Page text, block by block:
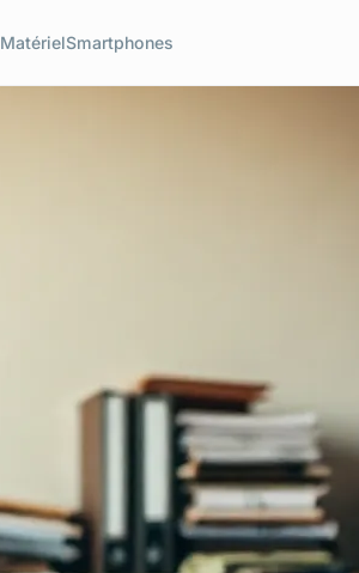
MatérielSmartphones